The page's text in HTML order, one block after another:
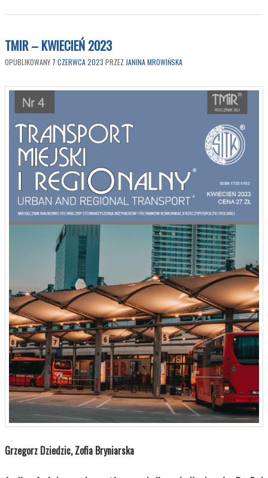
TMIR – KWIECIEŃ 2023
OPUBLIKOWANY 7 CZERWCA 2023 PRZEZ JANINA MROWIŃSKA
Grzegorz Dziedzic, Zofia Bryniarska